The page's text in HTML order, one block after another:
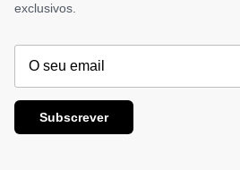
exclusivos.
Subscrever